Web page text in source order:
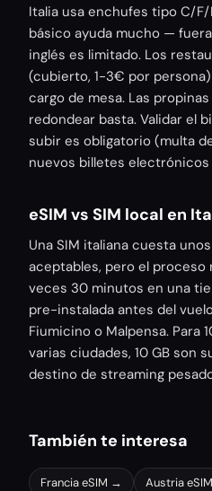
Italia usa enchufes tipo C/F/
básico ayuda mucho —
inglés es limitado. Los
(cubierto, 1-3€ por
cargo de mesa. Las
redondear basta. Validar el
subir es obligatorio (multa
nuevos billetes
eSIM vs SIM local en
Una SIM italiana cuesta
aceptables, pero el
veces 30 minutos en una
pre-instalada antes del
Fiumicino o Malpensa. Para
varias ciudades, 10 GB son
destino de streaming
También te interesa
FranciaeSIM → Austria